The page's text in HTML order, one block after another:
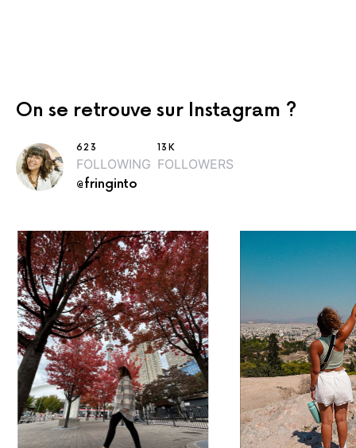
On se retrouve sur Instagram ?
623
FOLLOWING
13K
FOLLOWERS
@fringinto